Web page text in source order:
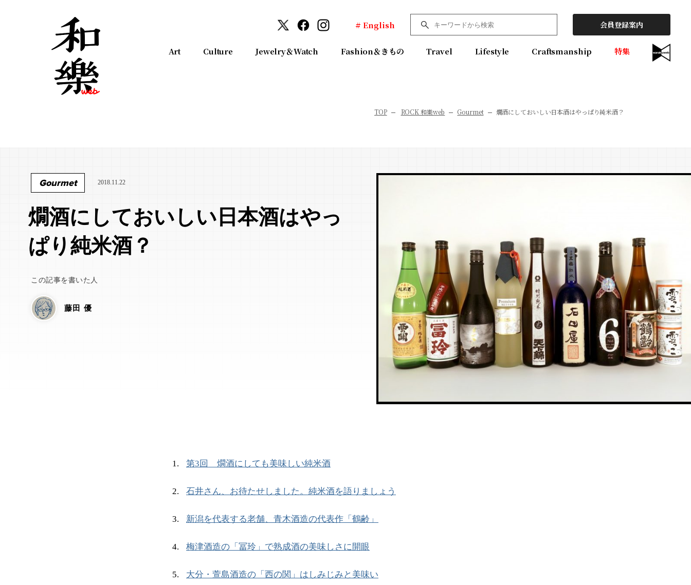
# English 会員登録案内
Art Culture Jewelry＆Watch Fashion＆きもの Travel Lifestyle Craftsmanship 特集
TOP ROCK 和樂web Gourmet 燗酒にしておいしい日本酒はやっぱり純米酒？
Gourmet 2018.11.22
燗酒にしておいしい日本酒はやっ
ぱり純米酒？
この記事を書いた人
藤田 優
第3回 燗酒にしても美味しい純米酒
石井さん、お待たせしました。純米酒を語りましょう
新潟を代表する老舗、青木酒造の代表作「鶴齢」
梅津酒造の「冨玲」で熟成酒の美味しさに開眼
大分・萱島酒造の「西の関」はしみじみと美味い